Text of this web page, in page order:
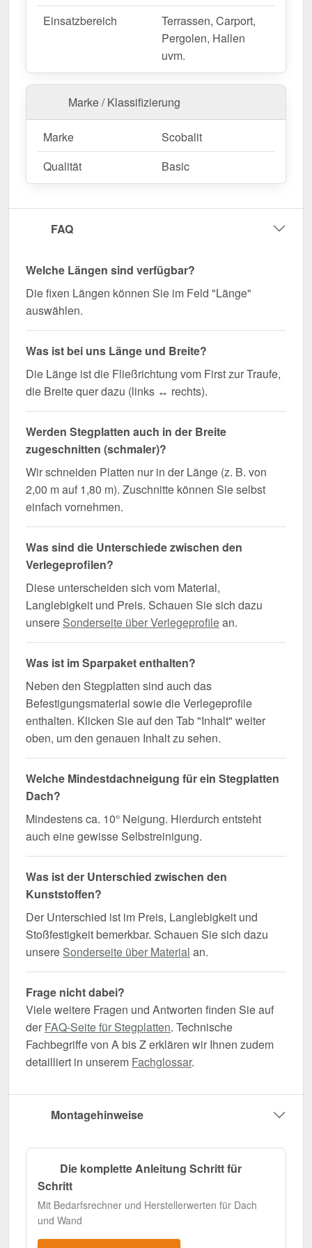
Einsatzbereich
Terrassen, Carport,
Pergolen, Hallen
uvm.
Marke / Klassifizierung
Marke
Scobalit
Qualität
Basic
FAQ
Welche Längen sind verfügbar?
Die fixen Längen können Sie im Feld "Länge"
auswählen.
Was ist bei uns Länge und Breite?
Die Länge ist die Fließrichtung vom First zur Traufe,
die Breite quer dazu (links ↔ rechts).
Werden Stegplatten auch in der Breite
zugeschnitten (schmaler)?
Wir schneiden Platten nur in der Länge (z. B. von
2,00 m auf 1,80 m). Zuschnitte können Sie selbst
einfach vornehmen.
Was sind die Unterschiede zwischen den
Verlegeprofilen?
Diese unterscheiden sich vom Material,
Langlebigkeit und Preis. Schauen Sie sich dazu
unsere Sonderseite über Verlegeprofilean.
Was ist im Sparpaket enthalten?
Neben den Stegplatten sind auch das
Befestigungsmaterial sowie die Verlegeprofile
enthalten. Klicken Sie auf den Tab "Inhalt" weiter
oben, um den genauen Inhalt zu sehen.
Welche Mindestdachneigung für ein Stegplatten
Dach?
Mindestens ca. 10° Neigung. Hierdurch entsteht
auch eine gewisse Selbstreinigung.
Was ist der Unterschied zwischen den
Kunststoffen?
Der Unterschied ist im Preis, Langlebigkeit und
Stoßfestigkeit bemerkbar. Schauen Sie sich dazu
unsere Sonderseite über Material an.
Frage nicht dabei?
Viele weitere Fragen und Antworten finden Sie auf
der FAQ-Seite für Stegplatten. Technische
Fachbegriffe von A bis Z erklären wir Ihnen zudem
detailliert in unserem Fachglossar.
Montagehinweise
Die komplette Anleitung Schritt für
Schritt
Mit Bedarfsrechner und Herstellerwerten für Dach
und Wand